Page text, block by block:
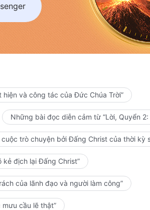
và công tác của Đức Chúa Trời”
Những bài đọc diễn cảm từ “Lời, Quyển
trò chuyện bởi Đấng Christ của thời kỳ
kẻ địch lại Đấng Christ”
của lãnh đạo và người làm công”
cầu lẽ thật”